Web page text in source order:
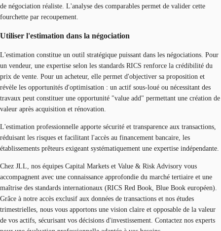
de négociation réaliste. L'analyse des comparables permet de valider cette
fourchette par recoupement.
Utiliser l'estimation dans la négociation
L'estimation constitue un outil stratégique puissant dans les négociations. Pour
un vendeur, une expertise selon les standards RICS renforce la crédibilité du
prix de vente. Pour un acheteur, elle permet d'objectiver sa proposition et
révèle les opportunités d'optimisation : un actif sous-loué ou nécessitant des
travaux peut constituer une opportunité "value add" permettant une création de
valeur après acquisition et rénovation.
L'estimation professionnelle apporte sécurité et transparence aux transactions,
réduisant les risques et facilitant l'accès au financement bancaire, les
établissements prêteurs exigeant systématiquement une expertise indépendante.
Chez JLL, nos équipes Capital Markets et Value & Risk Advisory vous
accompagnent avec une connaissance approfondie du marché tertiaire et une
maîtrise des standards internationaux (RICS Red Book, Blue Book européen).
Grâce à notre accès exclusif aux données de transactions et nos études
trimestrielles, nous vous apportons une vision claire et opposable de la valeur
de vos actifs, sécurisant vos décisions d'investissement. Contactez nos experts